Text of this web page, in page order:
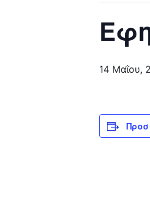
14 Μαΐου,